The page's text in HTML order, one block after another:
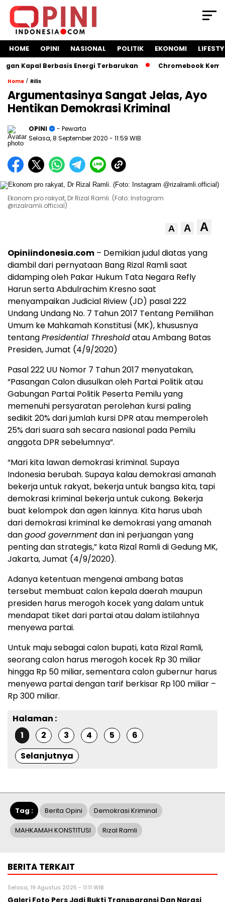
HOME OPINI NASIONAL POLITIK EKONOMI
Kapal Berbasis Energi Terbarukan Chromebook
Home / Rilis
Argumentasinya Sangat Jelas, Ayo
Hentikan Demokrasi Kriminal
OPINI
- Pewarta
Selasa, 8 September 2020 - 11:59 WIB
Ekonom pro rakyat, Dr Rizal Ramli. (Foto: Instagram
@rizalramli.official)
A A A
Opiniindonesia.com – Demikian judul diatas yang
diambil dari pernyataan Bang Rizal Ramli saat
didamping oleh Pakar Hukum Tata Negara Refly
Harun serta Abdulrachim Kresno saat
menyampaikan Judicial Riview (JD) pasal 222
Undang Undang No. 7 Tahun 2017 Tentang Pemilihan
Umum ke Mahkamah Konstitusi (MK), khususnya
tentangPresidential Thresholdatau Ambang Batas
Presiden, Jumat (4/9/2020)
Pasal 222 UU Nomor 7 Tahun 2017 menyatakan,
“Pasangan Calon diusulkan oleh Partai Politik atau
Gabungan Partai Politik Peserta Pemilu yang
memenuhi persyaratan perolehan kursi paling
sedikit 20% dari jumlah kursi DPR atau memperoleh
25% dari suara sah secara nasional pada Pemilu
anggota DPR sebelumnya”.
“Mari kita lawan demokrasi kriminal. Supaya
Indonesia berubah. Supaya kalau demokrasi amanah
bekerja untuk rakyat, bekerja untuk bangsa kita, tapi
demokrasi kriminal bekerja untuk cukong. Bekerja
buat kelompok dan agen lainnya. Kita harus ubah
dari demokrasi kriminal ke demokrasi yang amanah
dangood governmentdan ini perjuangan yang
penting dan strategis,” kata Rizal Ramli di Gedung MK,
Jakarta, Jumat (4/9/2020).
Adanya ketentuan mengenai ambang batas
tersebut membuat calon kepala daerah maupun
presiden harus merogoh kocek yang dalam untuk
mendapat tiket dari partai atau dalam istilahnya
menyewa partai.
Untuk maju sebagai calon bupati, kata Rizal Ramli,
seorang calon harus merogoh kocek Rp 30 miliar
hingga Rp 50 miliar, sementara calon gubernur harus
menyewa partai dengan tarif berkisar Rp 100 miliar –
Rp 300 miliar.
Halaman :
1
2 3 4 5
6
Selanjutnya
Tag : Berita Opini Demokrasi Kriminal
MAHKAMAH KONSTITUSI Rizal Ramli
BERITA TERKAIT
Selasa, 19 Agustus 2025 - 11:11 WIB